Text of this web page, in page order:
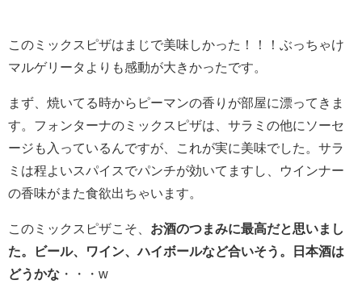
このミックスピザはまじで美味しかった！！！ぶっちゃけ
マルゲリータよりも感動が大きかったです。
まず、焼いてる時からピーマンの香りが部屋に漂ってきま
す。フォンターナのミックスピザは、サラミの他にソーセ
ージも入っているんですが、これが実に美味でした。サラ
ミは程よいスパイスでパンチが効いてますし、ウインナー
の香味がまた食欲出ちゃいます。
このミックスピザこそ、 お酒のつまみに最高だと思いまし
た。ビール、ワイン、ハイボールなど合いそう。日本酒は
どうかな ・・・w